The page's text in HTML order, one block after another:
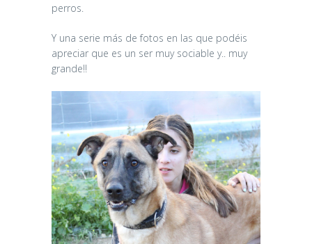
perros.
Y una serie más de fotos en las que podéis
apreciar que es un ser muy sociable y.. muy
grande!!